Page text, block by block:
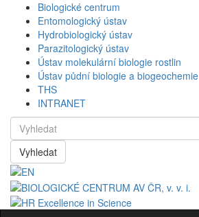
Biologické centrum
Entomologický ústav
Hydrobiologický ústav
Parazitologický ústav
Ústav molekulární biologie rostlin
Ústav půdní biologie a biogeochemie
THS
INTRANET
Vyhledat